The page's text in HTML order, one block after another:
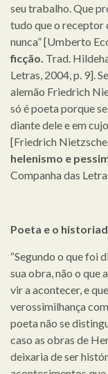
seu trabalho. Que
tudo que o receptor
nunca” [Umberto
ficção. Trad.
Letras, 2004, p. 9].
alemão Friedrich
só é poeta porque
diante dele e em
[Friedrich Nietzsche.
helenismo e
Companha das
Poeta e o
“Segundo o que foi
sua obra, não o que
vir a acontecer, e
verossimilhança
poeta não se
caso as obras de
deixaria de ser